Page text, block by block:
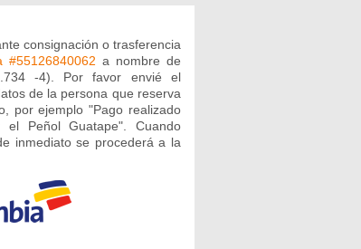
consignación o trasferencia
#55126840062 a nombre de
-4). Por favor envié el
de la persona que reserva
por ejemplo "Pago realizado
Peñol Guatape". Cuando
inmediato se procederá a la